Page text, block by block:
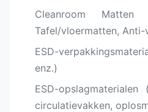
Cleanroom Matten
Tafel/vloermatten,
ESD-
enz.)
ESD-opslagmaterialen
circulatievakken,